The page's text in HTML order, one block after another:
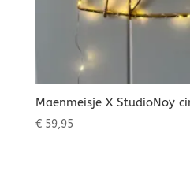
Maenmeisje X StudioNoy
€59,95